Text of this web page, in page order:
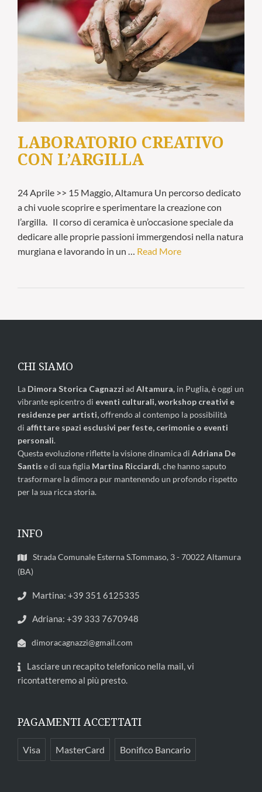
LABORATORIO CREATIVO
CON L’ARGILLA
24 Aprile >> 15 Maggio, Altamura Un percorso dedicato
a chi vuole scoprire e sperimentare la creazione con
l’argilla. Il corso di ceramica è un’occasione speciale da
dedicare alle proprie passioni immergendosi nella natura
murgiana e lavorando in un … Read More
CHI SIAMO
La Dimora Storica Cagnazzi ad Altamura, in Puglia, è oggi un
vibrante epicentro di eventi culturali, workshop creativi e
residenze per artisti,offrendo al contempo la possibilità
di affittare spazi esclusivi per feste, cerimonie o eventi
personali.
Questa evoluzione riflette la visione dinamica di Adriana De
Santis e di sua figlia Martina Ricciardi, che hanno saputo
trasformare la dimora pur mantenendo un profondo rispetto
per la sua ricca storia.
INFO
Strada Comunale Esterna S.Tommaso, 3 - 70022 Altamura
(BA)
Martina: +39 351 6125335
Adriana: +39 333 7670948
dimoracagnazzi@gmail.com
Lasciare un recapito telefonico nella mail, vi
ricontatteremo al più presto.
PAGAMENTI ACCETTATI
Visa MasterCard Bonifico Bancario